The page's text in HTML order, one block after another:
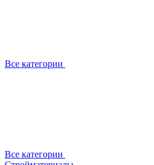
Все категории
Все категории